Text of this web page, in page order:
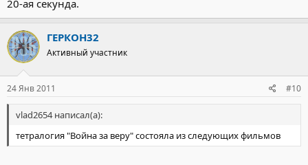
20-ая секунда.
ГЕРКОН32
Активный участник
24 Янв 2011 #10
vlad2654 написал(а):
тетралогия "Война за веру" состояла из следующих фильмов